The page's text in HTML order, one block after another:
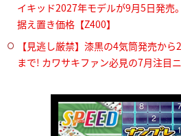
イキッド2027年モデルが9月5日発売
据え置き価格【Z400】
【見逃し厳禁】漆黒の4気筒発売か
まで! カワサキファン必見の7月注目